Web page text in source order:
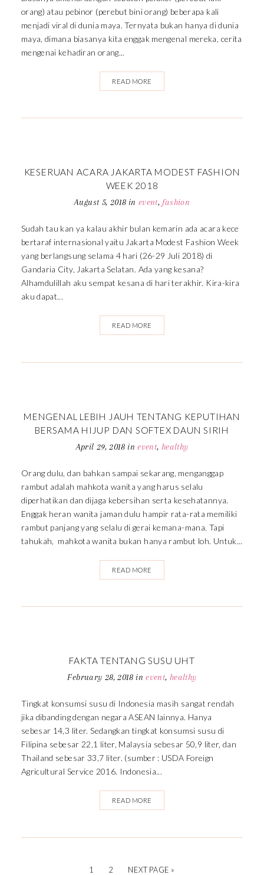
orang) atau pebinor (perebut bini orang) beberapa kali
menjadi viral di dunia maya. Ternyata bukan hanya di dunia
maya, dimana biasanya kita enggak mengenal mereka, cerita
mengenai kehadiran orang...
READ MORE
KESERUAN ACARA JAKARTA MODEST FASHION
WEEK 2018
August 5, 2018 in event, fashion
Sudah tau kan ya kalau akhir bulan kemarin ada acara kece
bertaraf internasional yaitu Jakarta Modest Fashion Week
yang berlangsung selama 4 hari (26-29 Juli 2018) di
Gandaria City, Jakarta Selatan. Ada yang kesana?
Alhamdulillah aku sempat kesana di hari terakhir. Kira-kira
aku dapat...
READ MORE
MENGENAL LEBIH JAUH TENTANG KEPUTIHAN
BERSAMA HIJUP DAN SOFTEX DAUN SIRIH
April 29, 2018 inevent, healthy
Orang dulu, dan bahkan sampai sekarang, menganggap
rambut adalah mahkota wanita yang harus selalu
diperhatikan dan dijaga kebersihan serta kesehatannya.
Enggak heran wanita jaman dulu hampir rata-rata memiliki
rambut panjang yang selalu di gerai kemana-mana. Tapi
tahukah, mahkota wanita bukan hanya rambut loh. Untuk...
READ MORE
FAKTA TENTANG SUSU UHT
February 28, 2018 inevent, healthy
Tingkat konsumsi susu di Indonesia masih sangat rendah
jika dibanding dengan negara ASEAN lainnya. Hanya
sebesar 14,3 liter. Sedangkan tingkat konsumsi susu di
Filipina sebesar 22,1 liter, Malaysia sebesar 50,9 liter, dan
Thailand sebesar 33,7 liter. (sumber : USDA Foreign
Agricultural Service 2016. Indonesia...
READ MORE
1 2 NEXT PAGE »